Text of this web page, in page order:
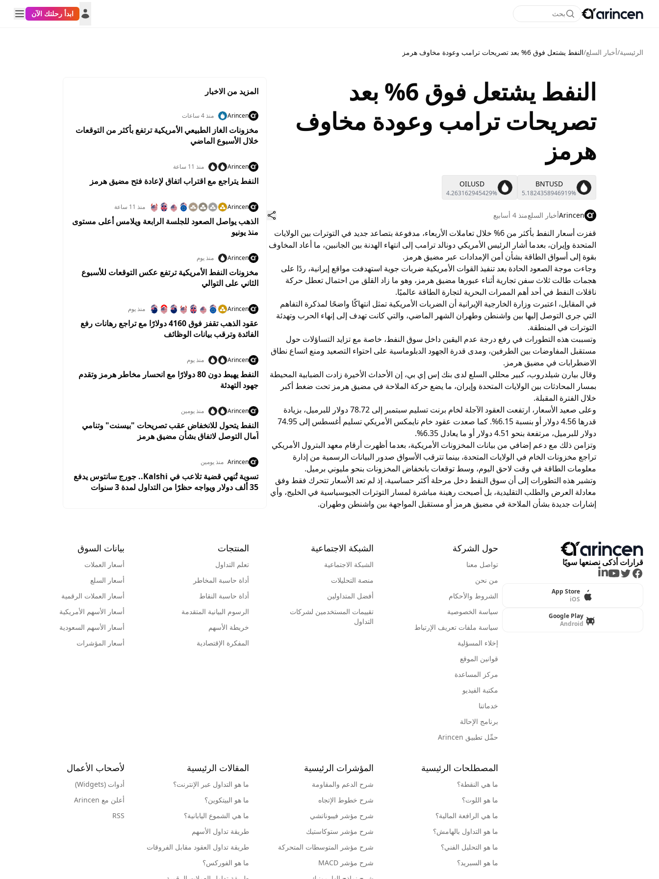
بحث ابدأ رحلتك الآن
الرئيسية/أخبار السلع/النفط يشتعل فوق 6% بعد تصريحات ترامب وعودة مخاوف هرمز
النفط يشتعل فوق 6% بعد
تصريحات ترامب وعودة مخاوف
هرمز
BNTUSD
5.1824358946919%
OILUSD
4.263162945429%
Arincenأخبار السلعمنذ 4 أسابيع
قفزت أسعار النفط بأكثر من 6% خلال تعاملات الأربعاء، مدفوعة بتصاعد جديد في التوترات بين الولايات
المتحدة وإيران، بعدما أشار الرئيس الأمريكي دونالد ترامب إلى انتهاء الهدنة بين الجانبين، ما أعاد المخاوف
بقوة إلى أسواق الطاقة بشأن أمن الإمدادات عبر مضيق هرمز.
وجاءت موجة الصعود الحادة بعد تنفيذ القوات الأمريكية ضربات جوية استهدفت مواقع إيرانية، ردًا على
هجمات طالت ثلاث سفن تجارية أثناء عبورها مضيق هرمز، وهو ما زاد القلق من احتمال تعطل حركة
ناقلات النفط في أحد أهم الممرات البحرية لتجارة الطاقة عالميًا.
في المقابل، اعتبرت وزارة الخارجية الإيرانية أن الضربات الأمريكية تمثل انتهاكًا واضحًا لمذكرة التفاهم
التي جرى التوصل إليها بين واشنطن وطهران الشهر الماضي، والتي كانت تهدف إلى إنهاء الحرب وتهدئة
التوترات في المنطقة.
وتسببت هذه التطورات في رفع درجة عدم اليقين داخل سوق النفط، خاصة مع تزايد التساؤلات حول
مستقبل المفاوضات بين الطرفين، ومدى قدرة الجهود الدبلوماسية على احتواء التصعيد ومنع اتساع نطاق
الاضطرابات في مضيق هرمز.
وقال بيارن شيلدروب، كبير محللي السلع لدى بنك إس إي بي، إن الأحداث الأخيرة زادت الضبابية المحيطة
بمسار المحادثات بين الولايات المتحدة وإيران، ما يضع حركة الملاحة في مضيق هرمز تحت ضغط أكبر
خلال الفترة المقبلة.
وعلى صعيد الأسعار، ارتفعت العقود الآجلة لخام برنت تسليم سبتمبر إلى 78.72 دولار للبرميل، بزيادة
قدرها 4.56 دولار أو بنسبة 6.15%. كما صعدت عقود خام نايمكس الأمريكي تسليم أغسطس إلى 74.95
دولار للبرميل، مرتفعة بنحو 4.51 دولار أو ما يعادل 6.35%.
وتزامن ذلك مع دعم إضافي من بيانات المخزونات الأمريكية، بعدما أظهرت أرقام معهد البترول الأمريكي
تراجع مخزونات الخام في الولايات المتحدة، بينما تترقب الأسواق صدور البيانات الرسمية من إدارة
معلومات الطاقة في وقت لاحق اليوم، وسط توقعات بانخفاض المخزونات بنحو مليوني برميل.
وتشير هذه التطورات إلى أن سوق النفط دخل مرحلة أكثر حساسية، إذ لم تعد الأسعار تتحرك فقط وفق
معادلة العرض والطلب التقليدية، بل أصبحت رهينة مباشرة لمسار التوترات الجيوسياسية في الخليج، وأي
إشارات جديدة بشأن الملاحة في مضيق هرمز أو مستقبل المواجهة بين واشنطن وطهران.
المزيد من الاخبار
Arincen منذ 4 ساعات
مخزونات الغاز الطبيعي الأمريكية ترتفع بأكثر من التوقعات
خلال الأسبوع الماضي
Arincen منذ 11 ساعة
النفط يتراجع مع اقتراب اتفاق لإعادة فتح مضيق هرمز
Arincen منذ 11 ساعة
الذهب يواصل الصعود للجلسة الرابعة ويلامس أعلى مستوى
منذ يونيو
Arincen منذ يوم
مخزونات النفط الأمريكية ترتفع عكس التوقعات للأسبوع
الثاني على التوالي
Arincen منذ يوم
عقود الذهب تقفز فوق 4160 دولارًا مع تراجع رهانات رفع
الفائدة وترقب بيانات الوظائف
Arincen منذ يوم
النفط يهبط دون 80 دولارًا مع انحسار مخاطر هرمز وتقدم
جهود التهدئة
Arincen منذ يومين
النفط يتحول للانخفاض عقب تصريحات "بيسنت" وتنامي
آمال التوصل لاتفاق بشأن مضيق هرمز
Arincen منذ يومين
تسوية تُنهي قضية تلاعب في Kalshi.. جورج سانتوس يدفع
35 ألف دولار ويواجه حظرًا من التداول لمدة 3 سنوات
قرارات أذكى نصنعها سويًا
Facebook
Twitter
Youtube
LinkedIn
App Store
iOS
Google Play
Android
حول الشركة
تواصل معنا
من نحن
الشروط والأحكام
سياسة الخصوصية
سياسة ملفات تعريف الإرتباط
إخلاء المسؤلية
قوانين الموقع
مركز المساعدة
مكتبة الفيديو
خدماتنا
برنامج الإحالة
حمِّل تطبيق Arincen
الشبكة الاجتماعية
الشبكة الاجتماعية
منصة التحليلات
أفضل المتداولين
تقييمات المستخدمين لشركات
التداول
المنتجات
تعلم التداول
أداة حاسبة المخاطر
أداة حاسبة النقاط
الرسوم البيانية المتقدمة
خريطة الأسهم
المفكرة الإقتصادية
بيانات السوق
أسعار العملات
أسعار السلع
أسعار العملات الرقمية
أسعار الأسهم الأمريكية
أسعار الأسهم السعودية
أسعار المؤشرات
المصطلحات الرئيسية
ما هي النقطة؟
ما هو اللوت؟
ما هي الرافعة المالية؟
ما هو التداول بالهامش؟
ما هو التحليل الفني؟
ما هو السبريد؟
المؤشرات الرئيسية
شرح الدعم والمقاومة
شرح خطوط الإتجاه
شرح مؤشر فيبوناتشي
شرح مؤشر ستوكاستيك
شرح مؤشر المتوسطات المتحركة
شرح مؤشر MACD
المقالات الرئيسية
ما هو التداول عبر الإنترنت؟
ما هو البيتكوين؟
ما هي الشموع اليابانية؟
طريقة تداول الأسهم
طريقة تداول العقود مقابل الفروقات
ما هو الفوركس؟
لأصحاب الأعمال
أدوات (Widgets)
أعلن مع Arincen
RSS